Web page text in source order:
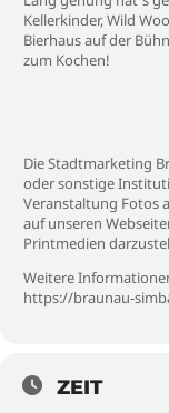
Kellerkinder, Wild
Bierhaus auf der
zum Kochen!
Die Stadtmarketing
oder sonstige
Veranstaltung Fotos
auf unseren
Printmedien
Weitere
https://braunau-
ZEIT